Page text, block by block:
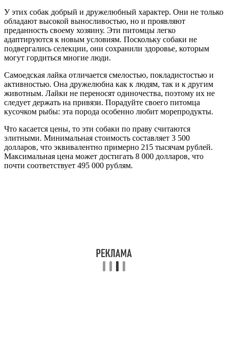
У этих собак добрый и дружелюбный характер. Они не только
обладают высокой выносливостью, но и проявляют
преданность своему хозяину. Эти питомцы легко
адаптируются к новым условиям. Поскольку собаки не
подвергались селекции, они сохранили здоровье, которым
могут гордиться многие люди.
Самоедская лайка отличается смелостью, покладистостью и
активностью. Она дружелюбна как к людям, так и к другим
животным. Лайки не переносят одиночества, поэтому их не
следует держать на привязи. Порадуйте своего питомца
кусочком рыбы: эта порода особенно любит морепродукты.
Что касается цены, то эти собаки по праву считаются
элитными. Минимальная стоимость составляет 3 500
долларов, что эквивалентно примерно 215 тысячам рублей.
Максимальная цена может достигать 8 000 долларов, что
почти соответствует 495 000 рублям.